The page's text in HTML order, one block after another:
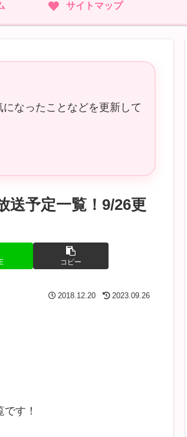
サイトマップ
なったことなどを更新して
送予定一覧！9/26更
コピー
2018.12.20 2023.09.26
す！